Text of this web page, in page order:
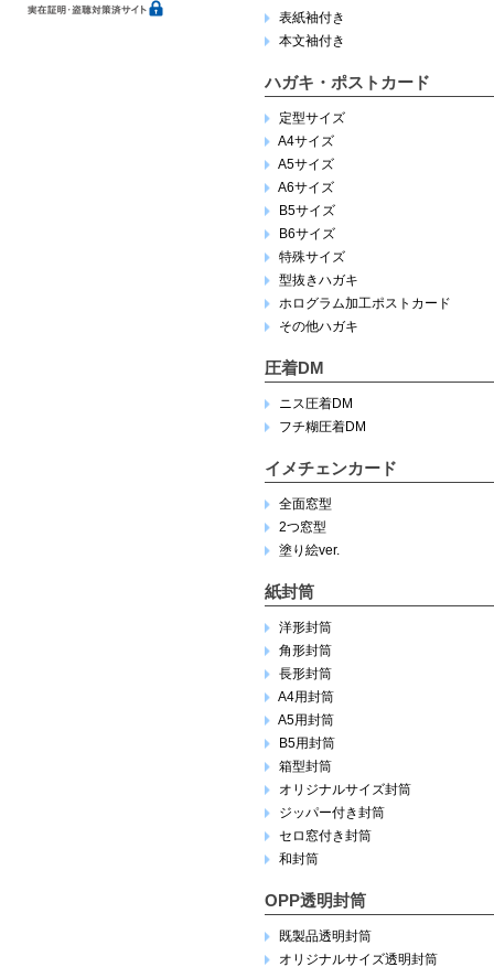
表紙袖付き
本文袖付き
ハガキ・ポストカード
定型サイズ
A4サイズ
A5サイズ
A6サイズ
B5サイズ
B6サイズ
特殊サイズ
型抜きハガキ
ホログラム加工ポストカード
その他ハガキ
圧着DM
ニス圧着DM
フチ糊圧着DM
イメチェンカード
全面窓型
2つ窓型
塗り絵ver.
紙封筒
洋形封筒
角形封筒
長形封筒
A4用封筒
A5用封筒
B5用封筒
箱型封筒
オリジナルサイズ封筒
ジッパー付き封筒
セロ窓付き封筒
和封筒
OPP透明封筒
既製品透明封筒
オリジナルサイズ透明封筒